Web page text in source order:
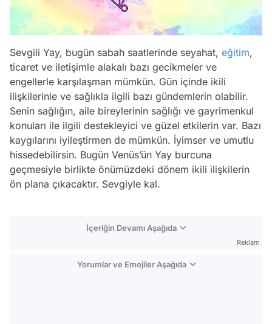
Sevgili Yay, bugün sabah saatlerinde seyahat, eğitim,
ticaret ve iletişimle alakalı bazı gecikmeler ve
engellerle karşılaşman mümkün. Gün içinde ikili
ilişkilerinle ve sağlıkla ilgili bazı gündemlerin olabilir.
Senin sağlığın, aile bireylerinin sağlığı ve gayrimenkul
konuları ile ilgili destekleyici ve güzel etkilerin var. Bazı
kaygılarını iyileştirmen de mümkün. İyimser ve umutlu
hissedebilirsin. Bugün Venüs’ün Yay burcuna
geçmesiyle birlikte önümüzdeki dönem ikili ilişkilerin
ön plana çıkacaktır. Sevgiyle kal.
İçeriğin Devamı Aşağıda
Reklam
Yorumlar ve Emojiler Aşağıda